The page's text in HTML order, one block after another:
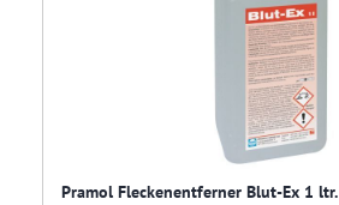
Pramol Fleckenentferner Blut-Ex 1 ltr.